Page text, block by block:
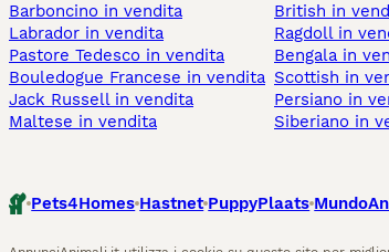
Barboncino in vendita
Labrador in vendita
Pastore Tedesco in vendita
Bouledogue Francese in vendita
Jack Russell in vendita
Maltese in vendita
British in
Ragdoll in
Bengala in
Scottish in
Persiano in
Siberiano in
Pets4Homes Hastnet PuppyPlaats